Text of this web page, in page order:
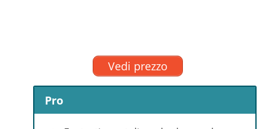
Vedi prezzo
Pro